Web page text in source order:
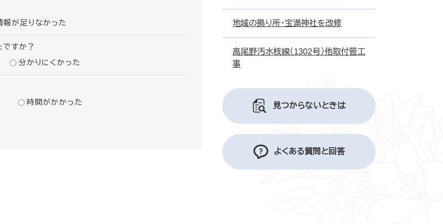
報が足りなかった
ですか？
分かりにくかった
時間がかかった
地域の拠り所・宝満神社を改修
高尾野汚水枝線（1302号）他取付管工
事
見つからないときは
よくある質問と回答